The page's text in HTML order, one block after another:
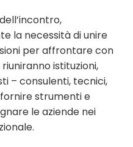
la necessità di unire
per affrontare con
istituzioni,
– consulenti, tecnici,
strumenti e
le aziende nei